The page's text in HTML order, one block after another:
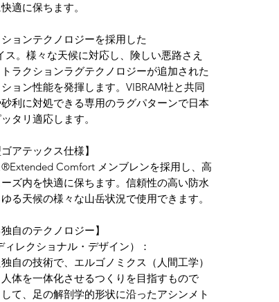
適に保ちます。
ョンテクノロジーを採用した
。様々な天候に対応し、険しい悪路さえ
ラクションラグテクノロジーが追加された
ョン性能を発揮します。VIBRAM社と共同
利に対処できる専用のラグパターンで日本
タリ適応します。
アテックス仕様】
Comfort メンブレンを採用し、高
ズ内を快適に保ちます。信頼性の高い防水
る天候の様々な山岳状況で使用できます。
自のテクノロジー】
レクショナル・デザイン）：
自の技術で、エルゴノミクス（人間工学）
体を一体化させるつくりを目指すもので
て、足の解剖学的形状に沿ったアシンメト